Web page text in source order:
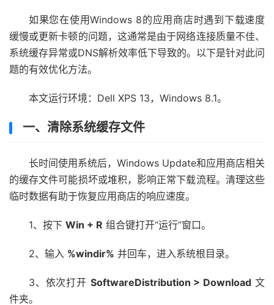
如果您在使用Windows 8的应用商店时遇到下载速度
缓慢或更新卡顿的问题，这通常是由于网络连接质量不佳、
系统缓存异常或DNS解析效率低下导致的。以下是针对此问
题的有效优化方法。
本文运行环境：Dell XPS 13，Windows 8.1。
一、清除系统缓存文件
长时间使用系统后，Windows Update和应用商店相关
的缓存文件可能损坏或堆积，影响正常下载流程。清理这些
临时数据有助于恢复应用商店的响应速度。
1、按下 Win + R 组合键打开“运行”窗口。
2、输入 %windir% 并回车，进入系统根目录。
3、依次打开 SoftwareDistribution > Download 文
件夹。